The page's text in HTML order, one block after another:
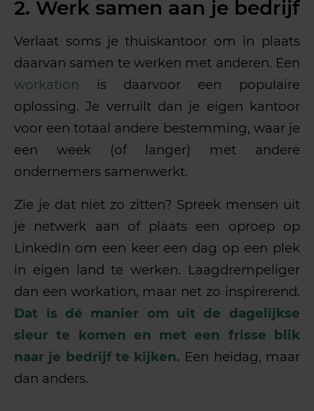
2. Werk samen aan je bedrijf
Verlaat soms je thuiskantoor om in plaats
daarvan samen te werken met anderen. Een
workation is daarvoor een populaire
oplossing. Je verruilt dan je eigen kantoor
voor een totaal andere bestemming, waar je
een week (of langer) met andere
ondernemers samenwerkt.
Zie je dat niet zo zitten? Spreek mensen uit
je netwerk aan of plaats een oproep op
LinkedIn om een keer een dag op een plek
in eigen land te werken. Laagdrempeliger
dan een workation, maar net zo inspirerend.
Dat is dé manier om uit de dagelijkse
sleur te komen en met een frisse blik
naar je bedrijf te kijken. Een heidag, maar
dan anders.